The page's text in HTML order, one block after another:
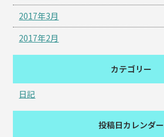
2017年3月
2017年2月
カテゴリー
日記
投稿日カレンダー